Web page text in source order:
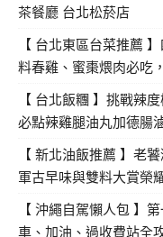
茶餐廳 台北松菸店
【 台北東區台菜推薦
料春雞、蜜棗煨肉必吃
【 台北飯糰 】挑戰辣
必點辣雞腿油丸加德腸
【 新北油飯推薦 】老
軍古早味與雙料大賞榮
【 沖繩自駕懶人包 】
車、加油、過收費站全